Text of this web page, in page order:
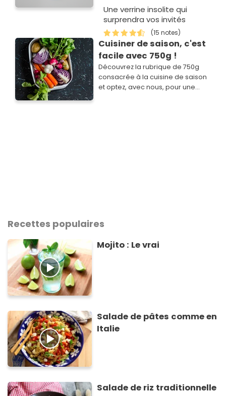
Une verrine insolite qui
surprendra vos invités
(15 notes)
Cuisiner de saison, c'est
facile avec 750g !
Découvrez la rubrique de 750g
consacrée à la cuisine de saison
et optez, avec nous, pour une
Recettes populaires
Mojito : Le vrai
Salade de pâtes comme en
Italie
Salade de riz traditionnelle